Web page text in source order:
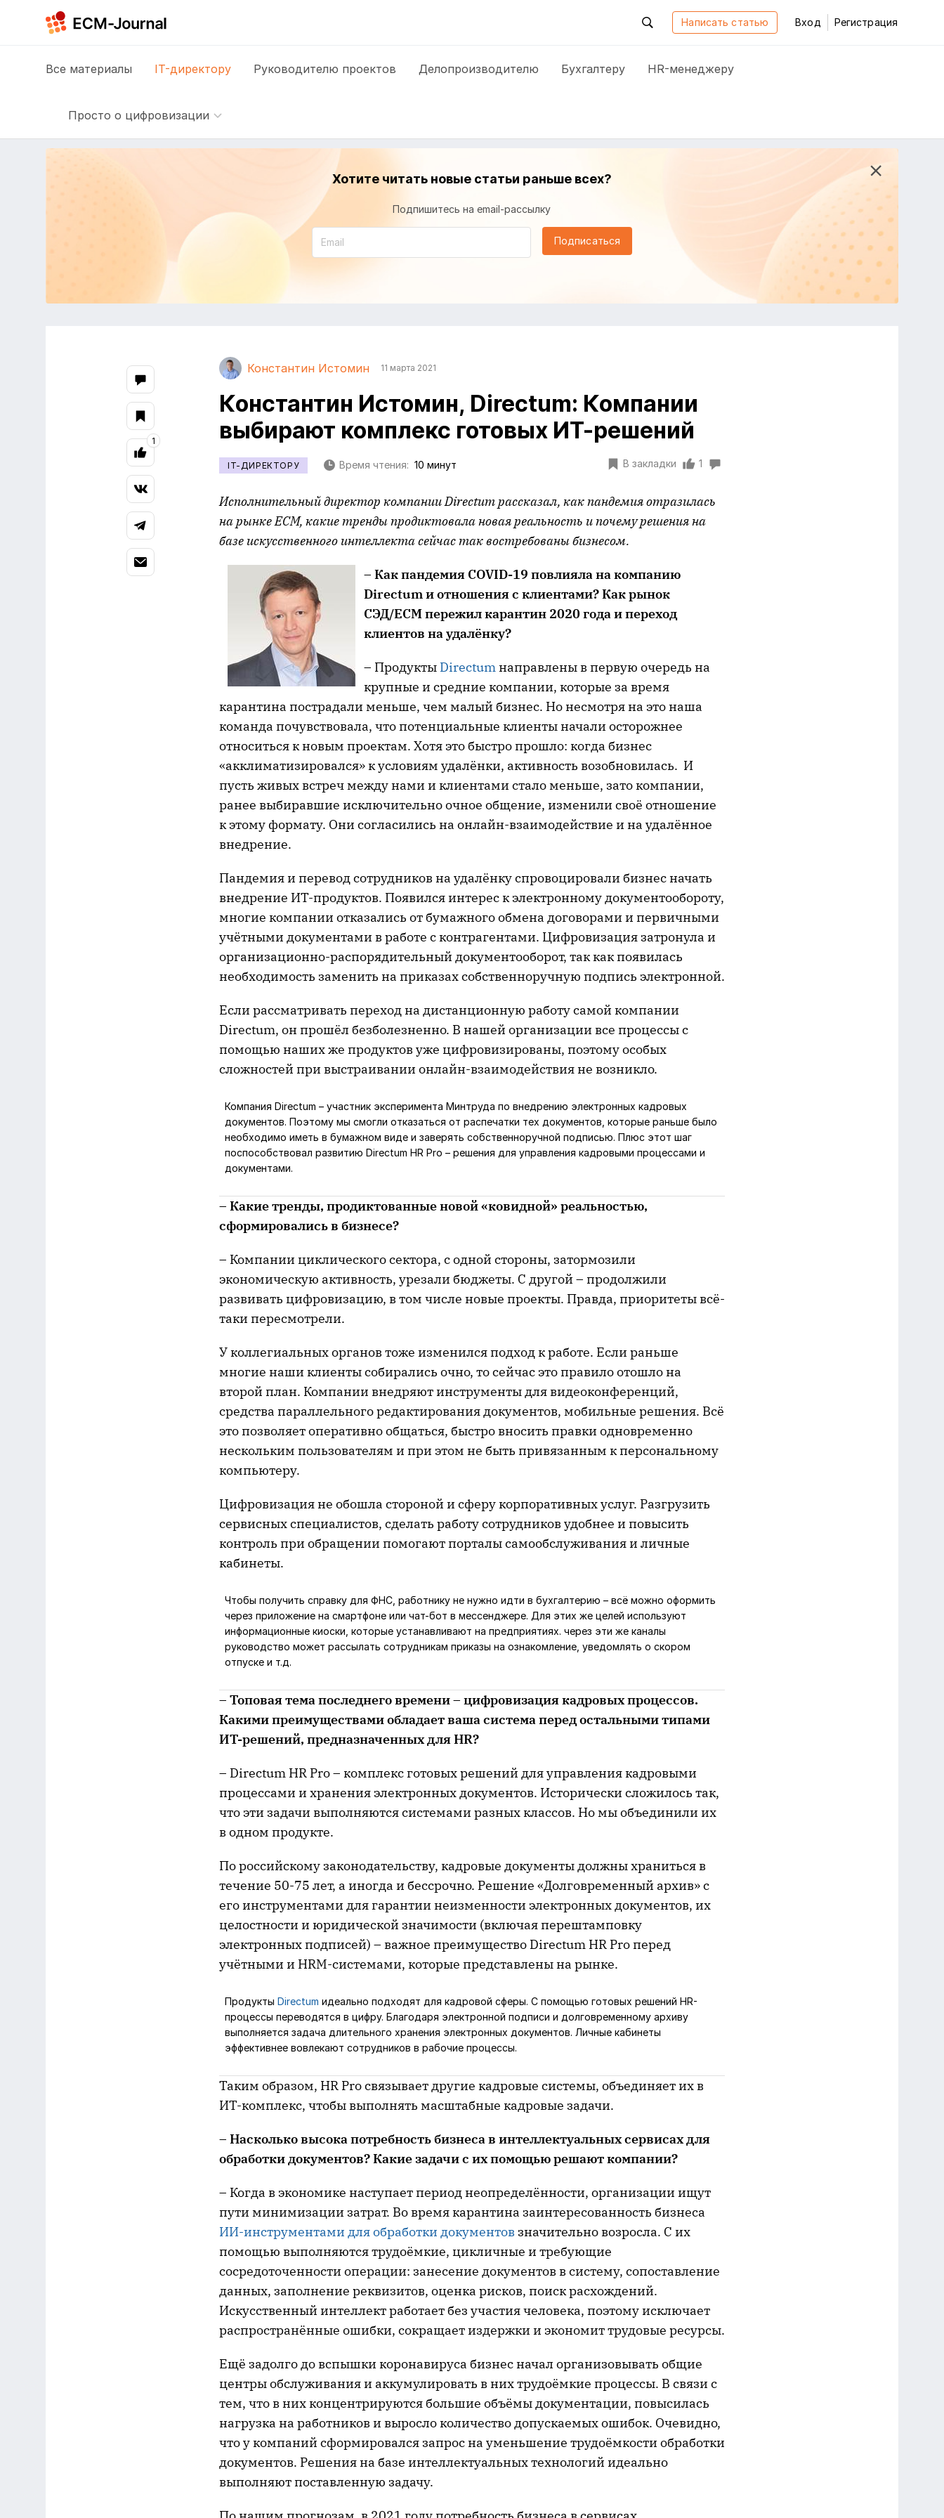
Написать статью Вход Регистрация
Все материалы IT-директору Руководителю проектов Делопроизводителю Бухгалтеру HR-менеджеру
Просто о цифровизации
Хотите читать новые статьи раньше всех?
Подпишитесь на email-рассылку
Подписаться
Константин Истомин 11 марта 2021
Константин Истомин, Directum: Компании
выбирают комплекс готовых ИТ-решений
IT-ДИРЕКТОРУ Время чтения: 10 минут В закладки 1
Исполнительный директор компании Directum рассказал, как пандемия отразилась
на рынкеECM, какие тренды продиктовала новая реальность и почему решения на
базе искусственного интеллекта сейчас так востребованы бизнесом.
– Как пандемия COVID-19 повлияла на компанию
Directum и отношения с клиентами? Как рынок
СЭД/ECM пережил карантин 2020 года и переход
клиентов на удалёнку?
– Продукты Directumнаправлены в первую очередь на
крупные и средние компании, которые за время
карантина пострадали меньше, чем малый бизнес. Но несмотря на это наша
команда почувствовала, что потенциальные клиенты начали осторожнее
относиться к новым проектам. Хотя это быстро прошло: когда бизнес
«акклиматизировался» к условиям удалёнки, активность возобновилась. И
пусть живых встреч между нами и клиентами стало меньше, зато компании,
ранее выбиравшие исключительно очное общение, изменили своё отношение
к этому формату. Они согласились на онлайн-взаимодействие и на удалённое
внедрение.
Пандемия и перевод сотрудников на удалёнку спровоцировали бизнес начать
внедрение ИТ-продуктов. Появился интерес к электронному документообороту,
многие компании отказались от бумажного обмена договорами и первичными
учётными документами в работе с контрагентами. Цифровизация затронула и
организационно-распорядительный документооборот, так как появилась
необходимость заменить на приказах собственноручную подпись электронной.
Если рассматривать переход на дистанционную работу самой компании
Directum, он прошёл безболезненно. В нашей организации все процессы с
помощью наших же продуктов уже цифровизированы, поэтому особых
сложностей при выстраивании онлайн-взаимодействия не возникло.
Компания Directum – участник эксперимента Минтруда по внедрению электронных кадровых
документов. Поэтому мы смогли отказаться от распечатки тех документов, которые раньше было
необходимо иметь в бумажном виде и заверять собственноручной подписью. Плюс этот шаг
поспособствовал развитию Directum HR Pro – решения для управления кадровыми процессами и
документами.
– Какие тренды, продиктованные новой «ковидной» реальностью,
сформировались в бизнесе?
– Компании циклического сектора, с одной стороны, затормозили
экономическую активность, урезали бюджеты. С другой – продолжили
развивать цифровизацию, в том числе новые проекты. Правда, приоритеты всё-
таки пересмотрели.
У коллегиальных органов тоже изменился подход к работе. Если раньше
многие наши клиенты собирались очно, то сейчас это правило отошло на
второй план. Компании внедряют инструменты для видеоконференций,
средства параллельного редактирования документов, мобильные решения. Всё
это позволяет оперативно общаться, быстро вносить правки одновременно
нескольким пользователям и при этом не быть привязанным к персональному
компьютеру.
Цифровизация не обошла стороной и сферу корпоративных услуг. Разгрузить
сервисных специалистов, сделать работу сотрудников удобнее и повысить
контроль при обращении помогают порталы самообслуживания и личные
кабинеты.
Чтобы получить справку для ФНС, работнику не нужно идти в бухгалтерию – всё можно оформить
через приложение на смартфоне или чат-бот в мессенджере. Для этих же целей используют
информационные киоски, которые устанавливают на предприятиях. через эти же каналы
руководство может рассылать сотрудникам приказы на ознакомление, уведомлять о скором
отпуске и т.д.
– Топовая тема последнего времени – цифровизация кадровых процессов.
Какими преимуществами обладает ваша система перед остальными типами
ИТ-решений, предназначенных для HR?
– Directum HR Pro – комплекс готовых решений для управления кадровыми
процессами и хранения электронных документов. Исторически сложилось так,
что эти задачи выполняются системами разных классов. Но мы объединили их
в одном продукте.
По российскому законодательству, кадровые документы должны храниться в
течение 50-75 лет, а иногда и бессрочно. Решение «Долговременный архив» с
его инструментами для гарантии неизменности электронных документов, их
целостности и юридической значимости (включая перештамповку
электронных подписей) – важное преимущество Directum HR Pro перед
учётными и HRM-системами, которые представлены на рынке.
Продукты Directum идеально подходят для кадровой сферы. С помощью готовых решений HR-
процессы переводятся в цифру. Благодаря электронной подписи и долговременному архиву
выполняется задача длительного хранения электронных документов. Личные кабинеты
эффективнее вовлекают сотрудников в рабочие процессы.
Таким образом, HR Pro связывает другие кадровые системы, объединяет их в
ИТ-комплекс, чтобы выполнять масштабные кадровые задачи.
– Насколько высока потребность бизнеса в интеллектуальных сервисах для
обработки документов? Какие задачи с их помощью решают компании?
– Когда в экономике наступает период неопределённости, организации ищут
пути минимизации затрат. Во время карантина заинтересованность бизнеса
ИИ-инструментами для обработки документов значительно возросла. С их
помощью выполняются трудоёмкие, цикличные и требующие
сосредоточенности операции: занесение документов в систему, сопоставление
данных, заполнение реквизитов, оценка рисков, поиск расхождений.
Искусственный интеллект работает без участия человека, поэтому исключает
распространённые ошибки, сокращает издержки и экономит трудовые ресурсы.
Ещё задолго до вспышки коронавируса бизнес начал организовывать общие
центры обслуживания и аккумулировать в них трудоёмкие процессы. В связи с
тем, что в них концентрируются большие объёмы документации, повысилась
нагрузка на работников и выросло количество допускаемых ошибок. Очевидно,
что у компаний сформировался запрос на уменьшение трудоёмкости обработки
документов. Решения на базе интеллектуальных технологий идеально
выполняют поставленную задачу.
1